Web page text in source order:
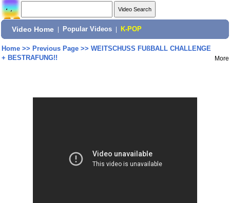
Video Home Popular Videos K-POP
Home>> Previous Page>> WEITSCHUSS FUßBALL CHALLENGE
+ BESTRAFUNG!!
More